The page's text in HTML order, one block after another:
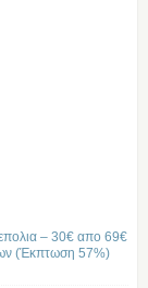
– 30€ απο 69€
(Έκπτωση 57%)